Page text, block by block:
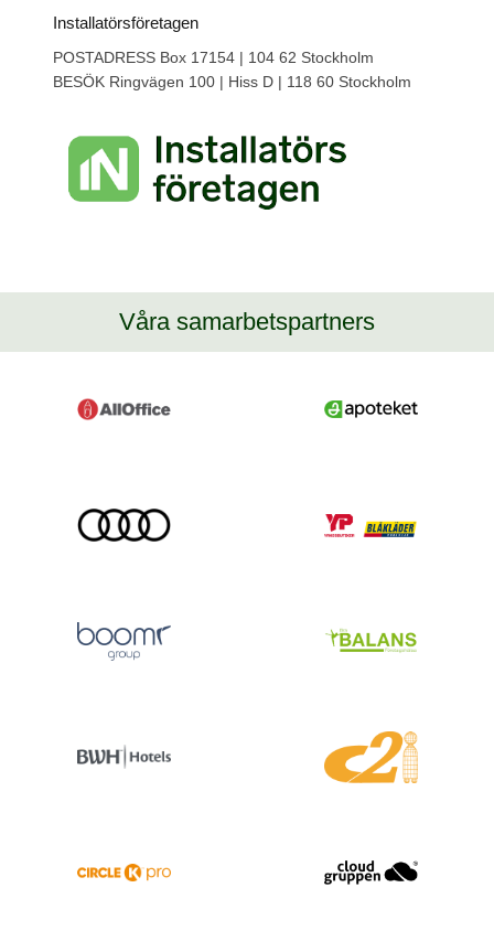
Installatörsföretagen
POSTADRESS Box 17154 | 104 62 Stockholm
BESÖK Ringvägen 100 | Hiss D | 118 60 Stockholm
Våra samarbetspartners